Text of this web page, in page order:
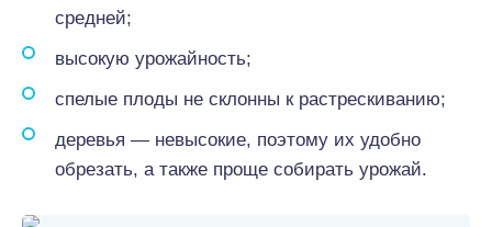
средней;
высокую урожайность;
спелые плоды не склонны к растрескиванию;
деревья — невысокие, поэтому их удобно
обрезать, а также проще собирать урожай.